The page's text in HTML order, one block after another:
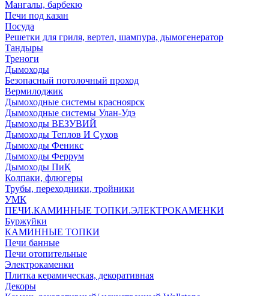
Мангалы, барбекю
Печи под казан
Посуда
Решетки для гриля, вертел, шампура, дымогенератор
Тандыры
Треноги
Дымоходы
Безопасный потолочный проход
Вермилоджик
Дымоходные системы красноярск
Дымоходные системы Улан-Удэ
Дымоходы ВЕЗУВИЙ
Дымоходы Теплов И Сухов
Дымоходы Феникс
Дымоходы Феррум
Дымоходы ПиК
Колпаки, флюгеры
Трубы, переходники, тройники
УМК
ПЕЧИ.КАМИННЫЕ ТОПКИ.ЭЛЕКТРОКАМЕНКИ
Буржуйки
КАМИННЫЕ ТОПКИ
Печи банные
Печи отопительные
Электрокаменки
Плитка керамическая, декоративная
Декоры